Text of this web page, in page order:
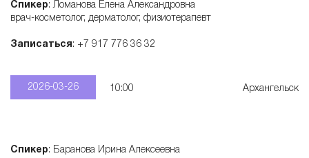
Спикер: Ломанова Елена Александровна
врач-косметолог, дерматолог, физиотерапевт
Записаться: +7 917 776 36 32
2026-03-26 10:00 Архангельск
Спикер: Баранова Ирина Алексеевна